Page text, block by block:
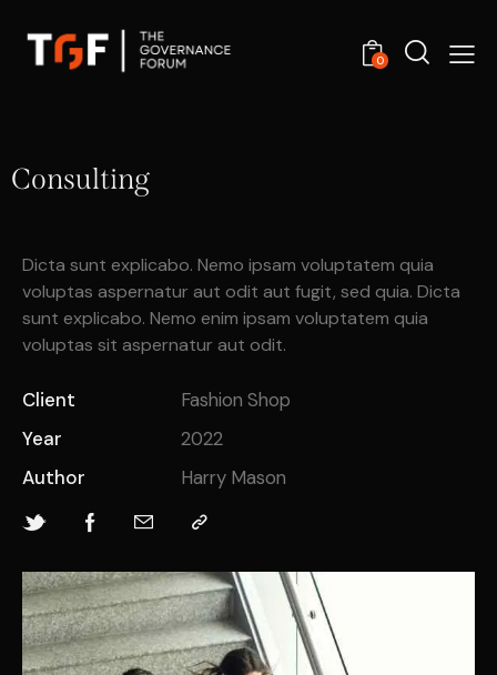
0
Consulting
Dicta sunt explicabo. Nemo ipsam voluptatem quia
voluptas aspernatur aut odit aut fugit, sed quia. Dicta
sunt explicabo. Nemo enim ipsam voluptatem quia
voluptas sit aspernatur aut odit.
Client
Fashion Shop
Year
2022
Author
Harry Mason